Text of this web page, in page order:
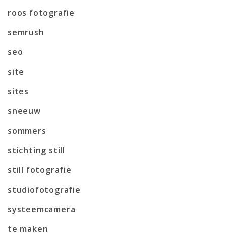
roos fotografie
semrush
seo
site
sites
sneeuw
sommers
stichting still
still fotografie
studiofotografie
systeemcamera
te maken